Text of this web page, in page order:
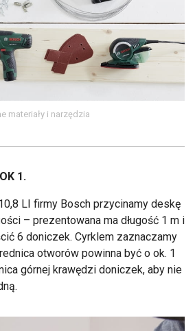
materiały i narzędzia
1.
LI firmy Bosch przycinamy deskę
– prezentowana ma długość 1 m i
6 doniczek. Cyrklem zaznaczamy
otworów powinna być o ok. 1
górnej krawędzi doniczek, aby nie